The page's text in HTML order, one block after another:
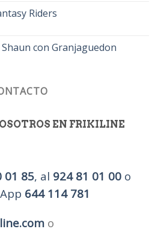
Riders
con Granjaguedon
EN FRIKILINE
01 85, al 924 81 01 00 o
644 114 781
o